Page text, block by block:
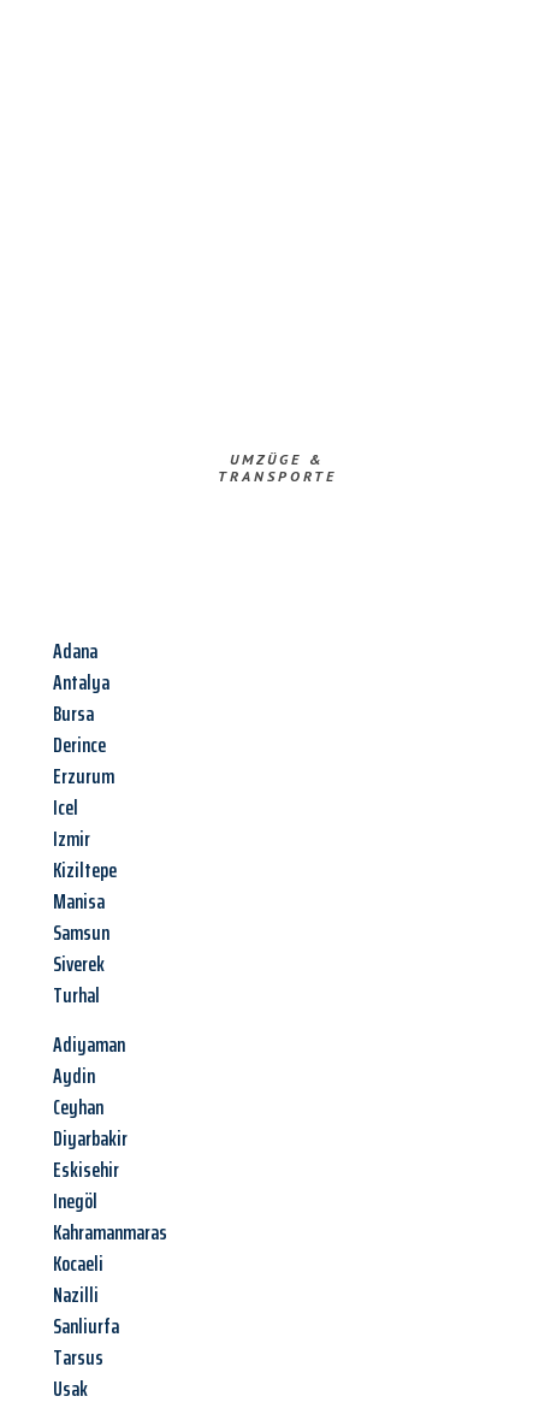
UMZÜGE &
TRANSPORTE
Adana
Antalya
Bursa
Derince
Erzurum
Icel
Izmir
Kiziltepe
Manisa
Samsun
Siverek
Turhal
Adiyaman
Aydin
Ceyhan
Diyarbakir
Eskisehir
Inegöl
Kahramanmaras
Kocaeli
Nazilli
Sanliurfa
Tarsus
Usak